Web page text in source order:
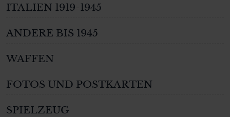
ITALIEN 1919-1945
ANDERE BIS 1945
WAFFEN
FOTOS UND POSTKARTEN
SPIELZEUG